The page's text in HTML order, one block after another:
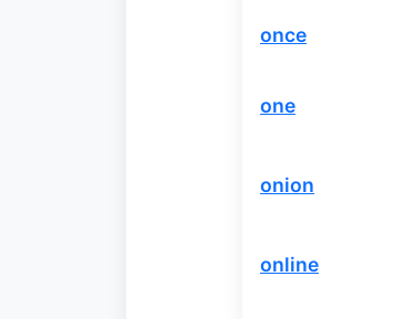
once
one
onion
online